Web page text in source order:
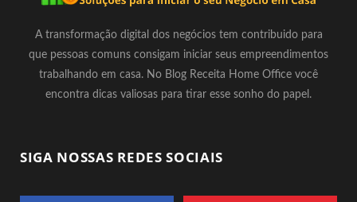
A transformação digital dos negócios tem contribuido para
que pessoas comuns consigam iniciar seus empreendimentos
trabalhando em casa. No Blog Receita Home Office você
encontra dicas valiosas para tirar esse sonho do papel.
SIGA NOSSAS REDES SOCIAIS